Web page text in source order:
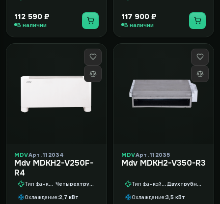
112 590 ₽
В наличии
117 900 ₽
В наличии
MDVАрт. 112034
Mdv MDKH2-V250F-
R4
Тип фанкойла Четырехтрубный
Охлаждение 2,7 кВт
MDVАрт. 112035
Mdv MDKH2-V350-R3
Тип фанкойла Двухтрубный
Охлаждение 3,5 кВт